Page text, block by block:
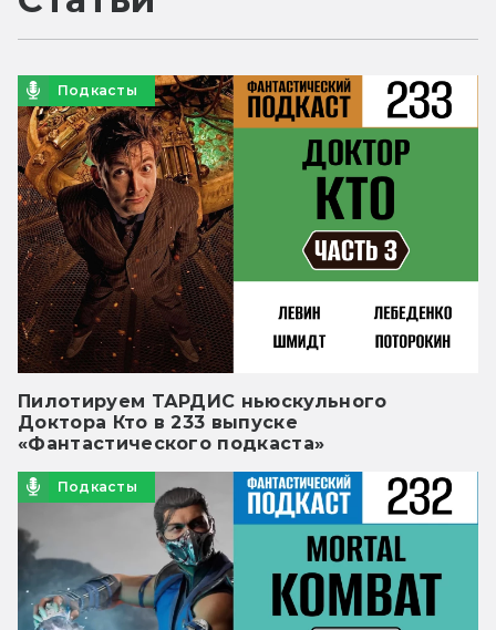
Подкасты
Пилотируем ТАРДИС ньюскульного
Доктора Кто в 233 выпуске
«Фантастического подкаста»
Подкасты